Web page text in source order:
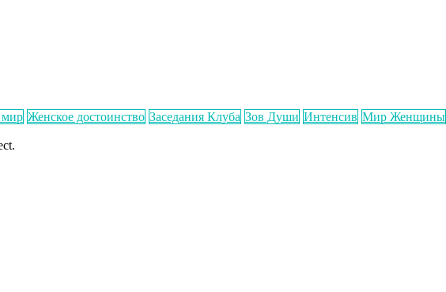
Женское достоинство Заседания Клуба Зов Души Интенсив Мир Женщины